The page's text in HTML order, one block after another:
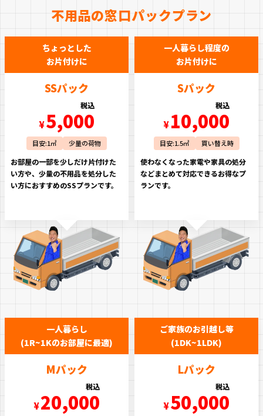
不用品の窓口パックプラン
ちょっとした
お片付けに
SSパック
税込
¥5,000
目安:1㎡ 少量の荷物
お部屋の一部を少しだけ片付けた
い方や、少量の不用品を処分した
い方におすすめのSSプランです。
一人暮らし程度の
お片付けに
Sパック
税込
¥10,000
目安:1.5㎡ 買い替え時
使わなくなった家電や家具の処分
などまとめて対応できるお得なプ
ランです。
一人暮らし
(1R~1Kのお部屋に最適)
Mパック
税込
¥20,000
ご家族のお引越し等
(1DK~1LDK)
Lパック
税込
¥50,000